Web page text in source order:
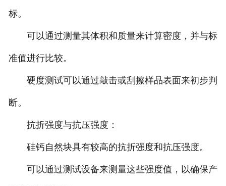
标。
可以通过测量其体积和质量来计算密度，并与标
准值进行比较。
硬度测试可以通过敲击或刮擦样品表面来初步判
断。
抗折强度与抗压强度：
硅钙自然块具有较高的抗折强度和抗压强度。
可以通过测试设备来测量这些强度值，以确保产